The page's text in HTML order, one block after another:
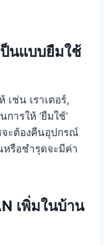
ป็นแบบยืมใช้
ช่น เราเตอร์,
ารให้ ‘ยืมใช้’
จะต้องคืนอุปกรณ์
รือชำรุดจะมีค่า
เพิ่มในบ้าน